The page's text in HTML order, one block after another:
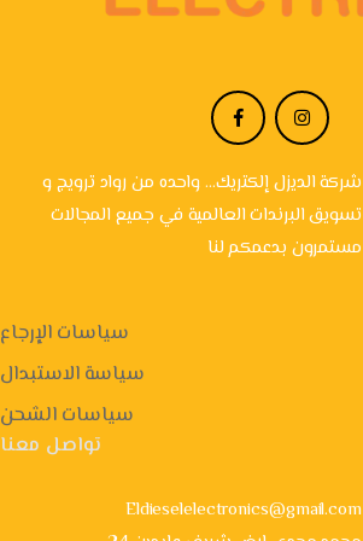
شركة الديزل إلكتريك... واحده من رواد ترويج و
تسويق البرندات العالمية في جميع المجالات
مستمرون بدعمكم لنا
سياسات الإرجاع
سياسة الاستبدال
سياسات الشحن
تواصل معنا
Eldieselelectronics@gmail.com